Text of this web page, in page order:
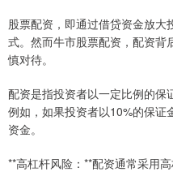
股票配资，即通过借贷资金放
式。然而牛市股票配资，配资背
慎对待。
配资是指投资者以一定比例的保
例如，如果投资者以10%的保
资金。
**高杠杆风险：**配资通常采用